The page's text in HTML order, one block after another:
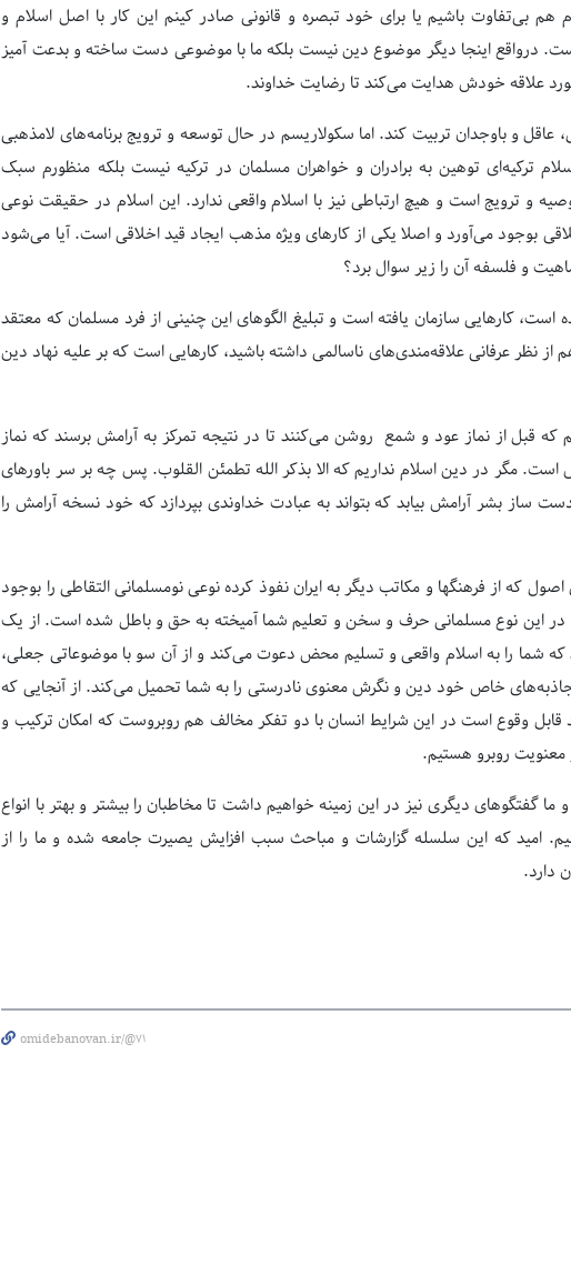
بی‌تفاوت باشیم یا برای خود تبصره و قانونی صادر کینم این کار با اصل اسلام و
است. درواقع اینجا دیگر موضوع دین نیست بلکه ما با موضوعی دست ساخته و بدعت آمیز
علاقه خودش هدایت می‌کند تا رضایت خداوند.
عاقل و باوجدان تربیت کند. اما سکولاریسم در حال توسعه و ترویج برنامه‌های لامذهبی
ترکیه‌ای توهین به برادران و خواهران مسلمان در ترکیه نیست بلکه منظورم سبک
و ترویج است و هیچ ارتباطی نیز با اسلام واقعی ندارد. این اسلام در حقیقت نوعی
بوجود می‌آورد و اصلا یکی از کارهای ویژه مذهب ایجاد قید اخلاقی است. آیا می‌شود
و فلسفه آن را زیر سوال برد؟
است، کارهایی سازمان یافته است و تبلیغ الگوهای این چنینی از فرد مسلمان که معتقد
نظر عرفانی علاقه‌مندی‌های ناسالمی داشته باشید، کارهایی است که بر علیه نهاد دین
که قبل از نماز عود و شمع روشن می‌کنند تا در نتیجه تمرکز به آرامش برسند که نماز
است. مگر در دین اسلام نداریم که الا بذکر الله تطمئن القلوب. پس چه بر سر باورهای
ساز بشر آرامش بیابد که بتواند به عبادت خداوندی بپردازد که خود نسخه آرامش را
که از فرهنگها و مکاتب دیگر به ایران نفوذ کرده نوعی نومسلمانی التقاطی را بوجود
این نوع مسلمانی حرف و سخن و تعلیم شما آمیخته به حق و باطل شده است. از یک
که شما را به اسلام واقعی و تسلیم محض دعوت می‌کند و از آن سو با موضوعاتی جعلی،
خاص خود دین و نگرش معنوی نادرستی را به شما تحمیل می‌کند. از آنجایی که
وقوع است در این شرایط انسان با دو تفکر مخالف هم روبروست که امکان ترکیب و
معنویت روبرو هستیم.
گفتگوهای دیگری نیز در این زمینه خواهیم داشت تا مخاطبان را بیشتر و بهتر با انواع
امید که این سلسله گزارشات و مباحث سبب افزایش یصیرت جامعه شده و ما را از
دارد.
omidebanovan.ir/@71
1405 صفحه اول روزنامه‌های 14 مرداد 1405